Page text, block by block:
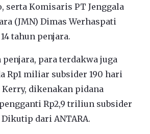
serta Komisaris PT Jenggala
(JMN) Dimas Werhaspati
tahun penjara.
para terdakwa juga
Rp1 miliar subsider 190 hari
Kerry, dikenakan pidana
Rp2,9 triliun subsider
dari ANTARA.